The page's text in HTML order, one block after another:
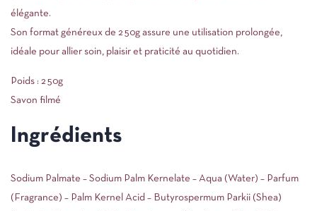
élégante.
Son format généreux de 250g assure une utilisation prolongée,
idéale pour allier soin, plaisir et praticité au quotidien.
Poids : 250g
Savon filmé
Ingrédients
Sodium Palmate – Sodium Palm Kernelate – Aqua (Water) – Parfum
(Fragrance) – Palm Kernel Acid – Butyrospermum Parkii (Shea)